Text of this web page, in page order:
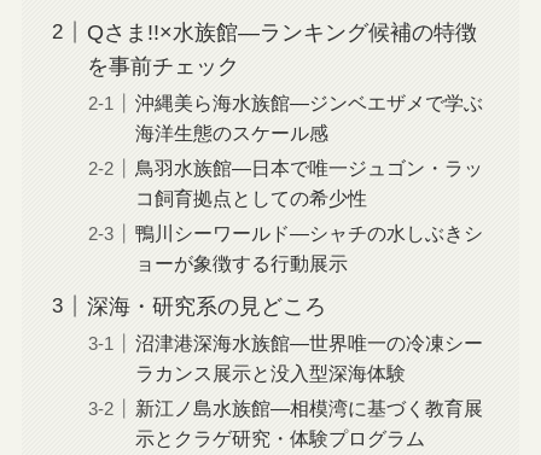
Qさま!!×水族館—ランキング候補の特徴
を事前チェック
沖縄美ら海水族館—ジンベエザメで学ぶ
海洋生態のスケール感
鳥羽水族館—日本で唯一ジュゴン・ラッ
コ飼育拠点としての希少性
鴨川シーワールド—シャチの水しぶきシ
ョーが象徴する行動展示
深海・研究系の見どころ
沼津港深海水族館—世界唯一の冷凍シー
ラカンス展示と没入型深海体験
新江ノ島水族館—相模湾に基づく教育展
示とクラゲ研究・体験プログラム